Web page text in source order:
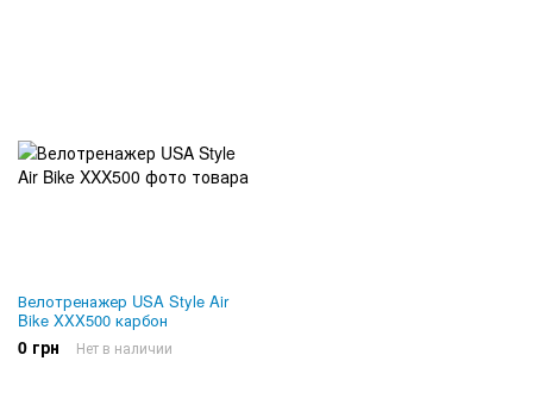
Велотренажер USA Style Air
Bike XXX500 карбон
0 грн Нет в наличии